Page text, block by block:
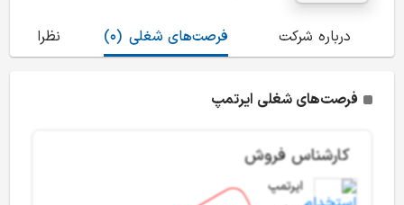
درباره شرکت (0) فرصت‌های شغلی نظرات
فرصت‌های شغلی ایرتمپ
کارشناس فروش
ایرتمپ